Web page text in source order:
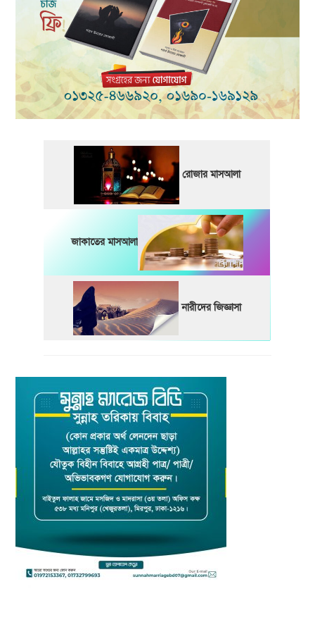
রোজার মাসআলা
জাকাতের মাসআলা
নারীদের জিজ্ঞাসা